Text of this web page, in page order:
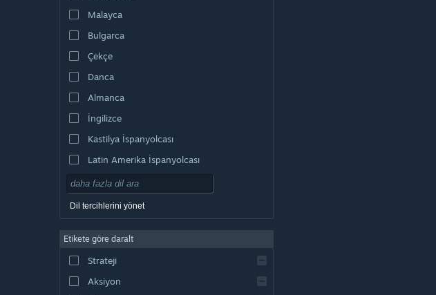
Malayca
Bulgarca
Çekçe
Danca
Almanca
İngilizce
Kastilya İspanyolcası
Latin Amerika İspanyolcası
Dil tercihlerini yönet
Etikete göre daralt
Strateji
Aksiyon